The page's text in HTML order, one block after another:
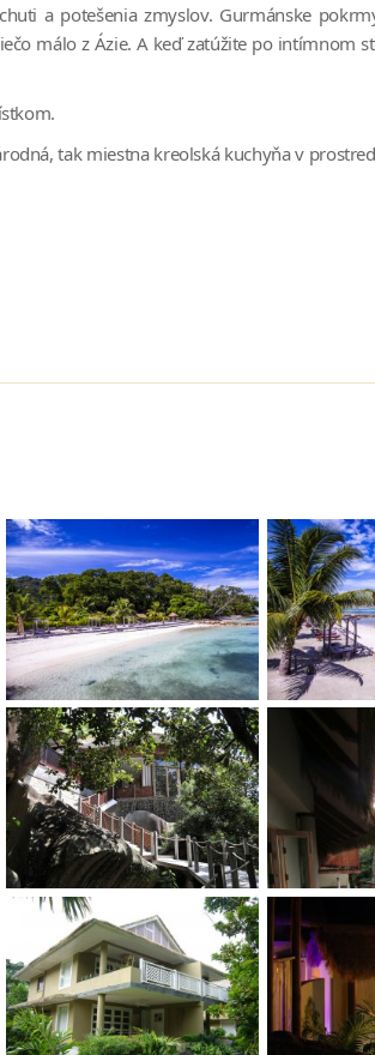
a potešenia zmyslov. Gurmánske
málo z Ázie. A keď zatúžite po intímnom
tak miestna kreolská kuchyňa v